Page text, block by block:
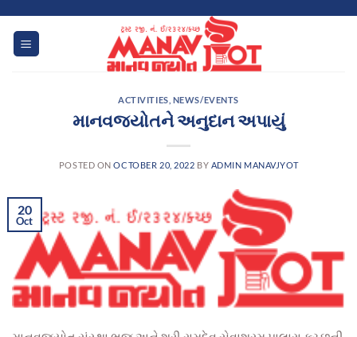
content
ACTIVITIES NEWS/EVENTS
માનવજ્યોતને અનુદાન અપાયું
POSTED ONOCTOBER 20, 2022 BY ADMIN MANAVJYOT
20
Oct